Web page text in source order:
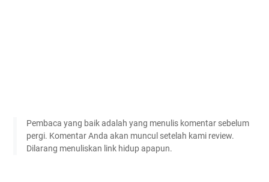
Pembaca yang baik adalah yang menulis komentar sebelum
pergi. Komentar Anda akan muncul setelah kami review.
Dilarang menuliskan link hidup apapun.